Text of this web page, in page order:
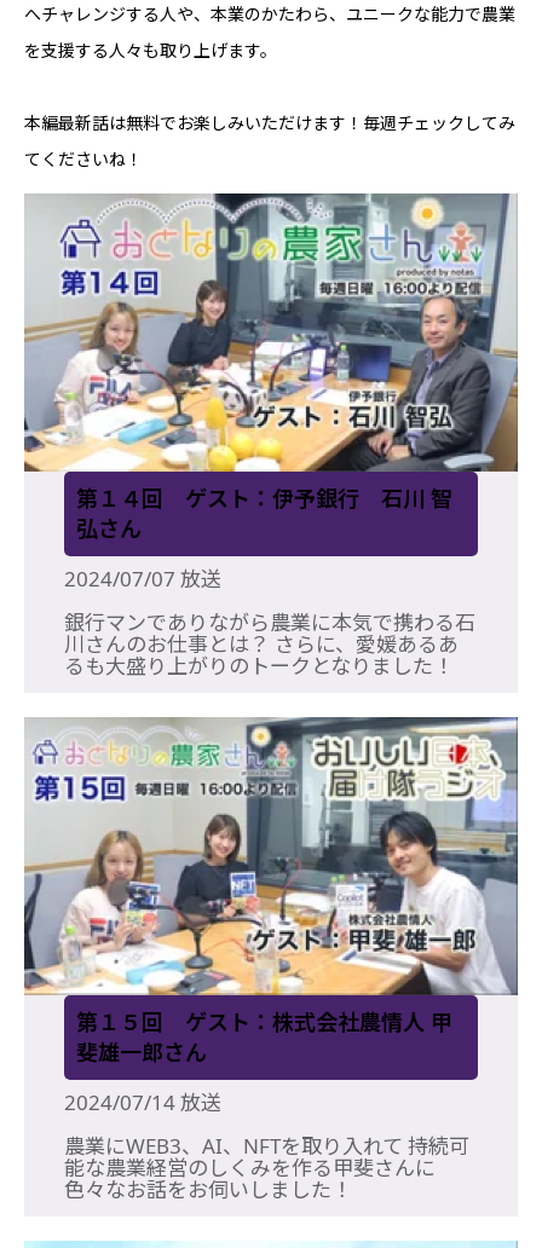
へチャレンジする人や、本業のかたわら、ユニークな能力で農業
を支援する人々も取り上げます。
本編最新話は無料でお楽しみいただけます！毎週チェックしてみ
てくださいね！
第１４回 ゲスト：伊予銀行 石川 智
弘さん
2024/07/07 放送
銀行マンでありながら農業に本気で携わる石
川さんのお仕事とは？ さらに、愛媛あるあ
るも大盛り上がりのトークとなりました！
第１５回 ゲスト：株式会社農情人 甲
斐雄一郎さん
2024/07/14 放送
農業にWEB3、AI、NFTを取り入れて 持続可
能な農業経営のしくみを作る甲斐さんに
色々なお話をお伺いしました！